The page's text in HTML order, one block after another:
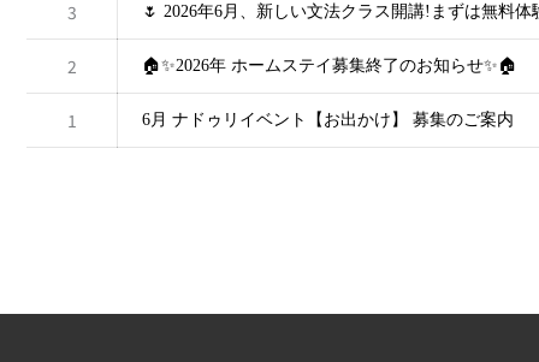
3 🌷 2026年6月、新しい文法クラス開講!まずは無料体
2 🏠✨2026年 ホームステイ募集終了のお知らせ✨🏠
1 6月 ナドゥリイベント【お出かけ】 募集のご案内